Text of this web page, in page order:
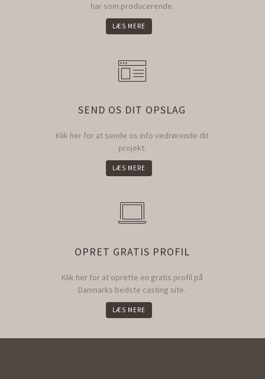
har som producerende.
LÆS MERE
SEND OS DIT OPSLAG
Klik her for at sende os info vedrørende dit
projekt.
LÆS MERE
OPRET GRATIS PROFIL
Klik her for at oprette en gratis profil på
Danmarks bedste casting site.
LÆS MERE